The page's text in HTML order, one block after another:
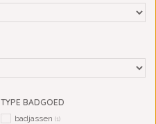
TYPE BADGOED
badjassen (1)